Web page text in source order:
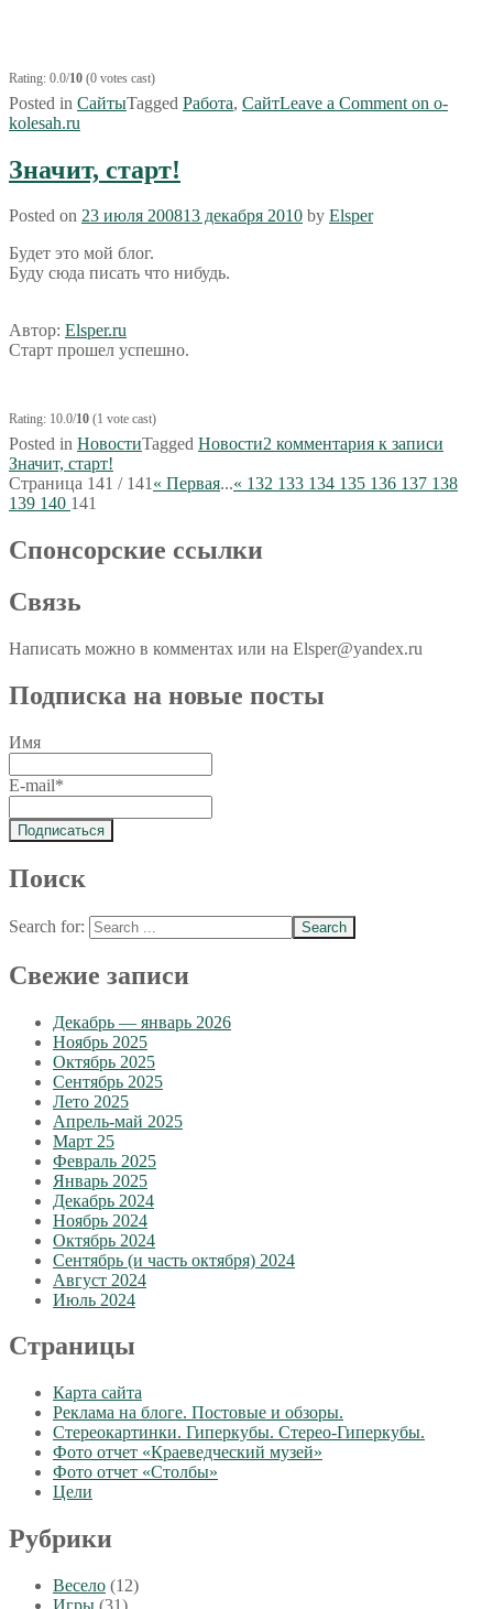
Rating: 0.0/10 (0 votes cast)
Posted in СайтыTagged Работа, СайтLeave a Comment on o-
kolesah.ru
Значит, старт!
Posted on 23 июля 200813 декабря 2010 by Elsper
Будет это мой блог.
Буду сюда писать что нибудь.
Автор: Elsper.ru
Старт прошел успешно.
Rating: 10.0/10 (1 vote cast)
Posted in НовостиTagged Новости2 комментария к записи
Значит, старт!
Страница 141 / 141« Первая...« 132 133 134 135 136 137 138
139 140 141
Спoнcopcкиe ссылки
Связь
Написать можно в комментах или на Elsper@yandex.ru
Подписка на новые посты
Имя
E-mail*
Поиск
Search for:
Свежие записи
Декабрь — январь 2026
Ноябрь 2025
Октябрь 2025
Сентябрь 2025
Лето 2025
Апрель-май 2025
Март 25
Февраль 2025
Январь 2025
Декабрь 2024
Ноябрь 2024
Октябрь 2024
Сентябрь (и часть октября) 2024
Август 2024
Июль 2024
Страницы
Карта сайта
Реклама на блоге. Постовые и обзоры.
Стереокартинки. Гиперкубы. Стерео-Гиперкубы.
Фото отчет «Краеведческий музей»
Фото отчет «Столбы»
Цели
Рубрики
Весело (12)